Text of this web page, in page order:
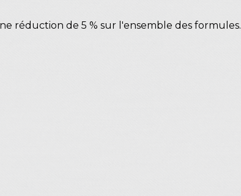
réduction de 5 % sur l'ensemble des formules.